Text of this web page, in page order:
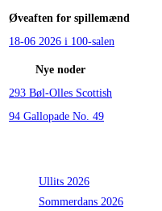
Øveaften for spillemænd
18-06 2026 i 100-salen
Nye noder
293 Bøl-Olles Scottish
94 Gallopade No. 49
Ullits 2026
Sommerdans 2026